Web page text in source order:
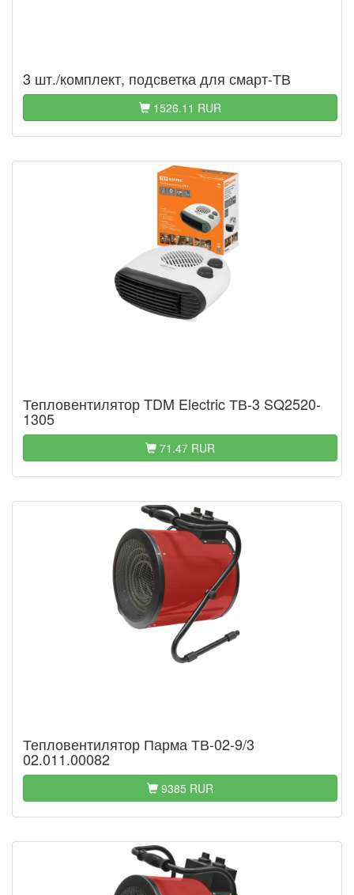
3 шт./комплект, подсветка для смарт-ТВ
1526.11 RUR
Тепловентилятор TDM Electric ТВ-3 SQ2520-
1305
71.47 RUR
Тепловентилятор Парма ТВ-02-9/3
02.011.00082
9385 RUR